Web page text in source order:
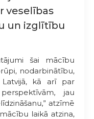
veselības
un izglītību
šai mācību
nodarbinātību,
kā arī par
jau
atzīmē
laikā atzina,